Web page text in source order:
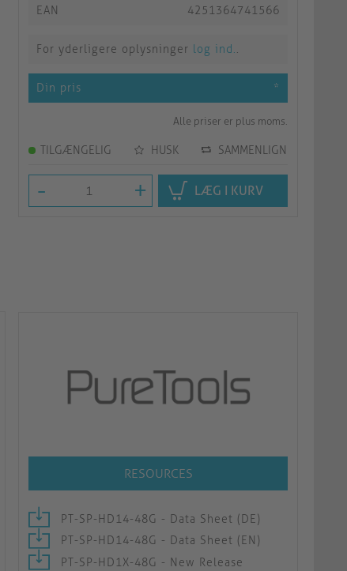
EAN 4251364741566
For yderligere oplysninger log ind..
Din pris *
Alle priser er plus moms.
TILGÆNGELIG HUSK SAMMENLIGN
- + LÆG I KURV
RESOURCES
PT-SP-HD14-48G - Data Sheet (DE)
PT-SP-HD14-48G - Data Sheet (EN)
PT-SP-HD1X-48G - New Release